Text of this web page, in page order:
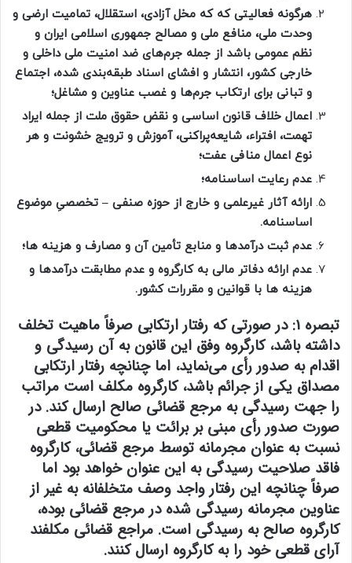
هرگونه فعالیتی که که مخل آزادی، استقلال، تمامیت ارضی و
وحدت ملی، منافع ملی و مصالح جمهوری اسلامی ایران و
نظم عمومی ‌باشد از جمله جرم‌های ضد امنیت ملی داخلی و
خارجی کشور، انتشار و افشای اسناد طبقه‌بندی شده، اجتماع
و تبانی برای ارتکاب جرم‌ها و غصب عناوین و مشاغل؛
اعمال خلاف قانون اساسی و نقض حقوق ملت از جمله ایراد
تهمت، افتراء، شایعه‌پراکنی، آموزش و ترویج خشونت و هر
نوع اعمال منافی عفت؛
عدم رعایت اساسنامه؛
ارائه آثار غیرعلمی و خارج از حوزه صنفی – تخصصیِ موضوع
اساسنامه.
عدم ثبت درآمدها و منابع تأمین آن و مصارف و هزینه ها؛
عدم ارائه دفاتر مالی به کارگروه و عدم مطابقت درآمدها و
هزینه ها با قوانین و مقررات کشور.
تبصره 1:
در صورتی که رفتار ارتکابی صرفاً ماهیت تخلف
داشته باشد، کارگروه وفق این قانون به آن رسیدگی و
اقدام به صدور رأی می‌نماید، اما چنانچه رفتار ارتکابی
مصداق یکی از جرائم باشد، کارگروه مکلف است مراتب
را جهت رسیدگی به مرجع قضائی صالح ارسال کند. در
صورت صدور رأی مبنی بر برائت یا محکومیت قطعی
نسبت به عنوان مجرمانه توسط مرجع قضائی، کارگروه
فاقد صلاحیت رسیدگی به این عنوان خواهد بود اما
صرفاً چنانچه این رفتار واجد وصف متخلفانه به غیر از
عناوین مجرمانه رسیدگی شده در مرجع قضائی بوده،
کارگروه صالح به رسیدگی است. مراجع قضائی مکلفند
آرای قطعی خود را به کارگروه ارسال کنند.